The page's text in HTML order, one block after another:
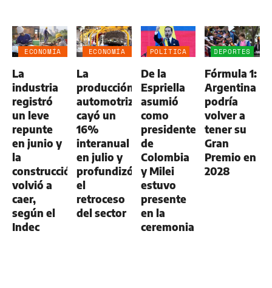
ECONOMÍA
La
industria
registró
un leve
repunte
en junio y
la
construcción
volvió a
caer,
según el
Indec
ECONOMÍA
La
producción
automotriz
cayó un
16%
interanual
en julio y
profundizó
el
retroceso
del sector
POLÍTICA
De la
Espriella
asumió
como
presidente
de
Colombia
y Milei
estuvo
presente
en la
ceremonia
DEPORTES
Fórmula 1:
Argentina
podría
volver a
tener su
Gran
Premio en
2028